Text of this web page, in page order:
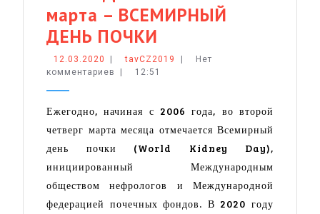
марта – ВСЕМИРНЫЙ
ДЕНЬ ПОЧКИ
КАЛЕНДАРЬ-2020:
12
–
ВСЕМИРНЫЙ
ДЕНЬ
ПОЧКИ
12.03.2020 12.03.2020
| tavCZ2019 tavCZ2019
|
Нет
комментариев
| 12:51
Ежегодно, начиная с 2006 года, во второй
четверг марта месяца отмечается Всемирный
день почки (World Kidney Day),
инициированный Международным
обществом нефрологов и Международной
федерацией почечных фондов. В 2020 году